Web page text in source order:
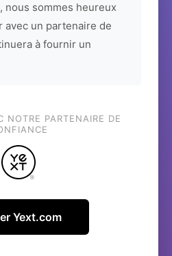
nous sommes heureux
avec un partenaire de
à fournir un
NOTRE PARTENAIRE DE
Yext.com